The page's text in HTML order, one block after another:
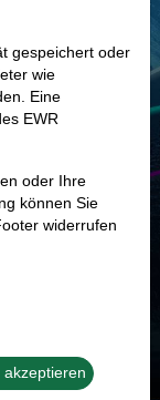
USD
USD
agierende Trader
gespeichert oder
wie
Eine
EWR
oder Ihre
können Sie
widerrufen
akzeptieren